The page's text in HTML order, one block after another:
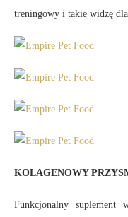
treningowy i takie widzę dla
KOLAGENOWY
Funkcjonalny